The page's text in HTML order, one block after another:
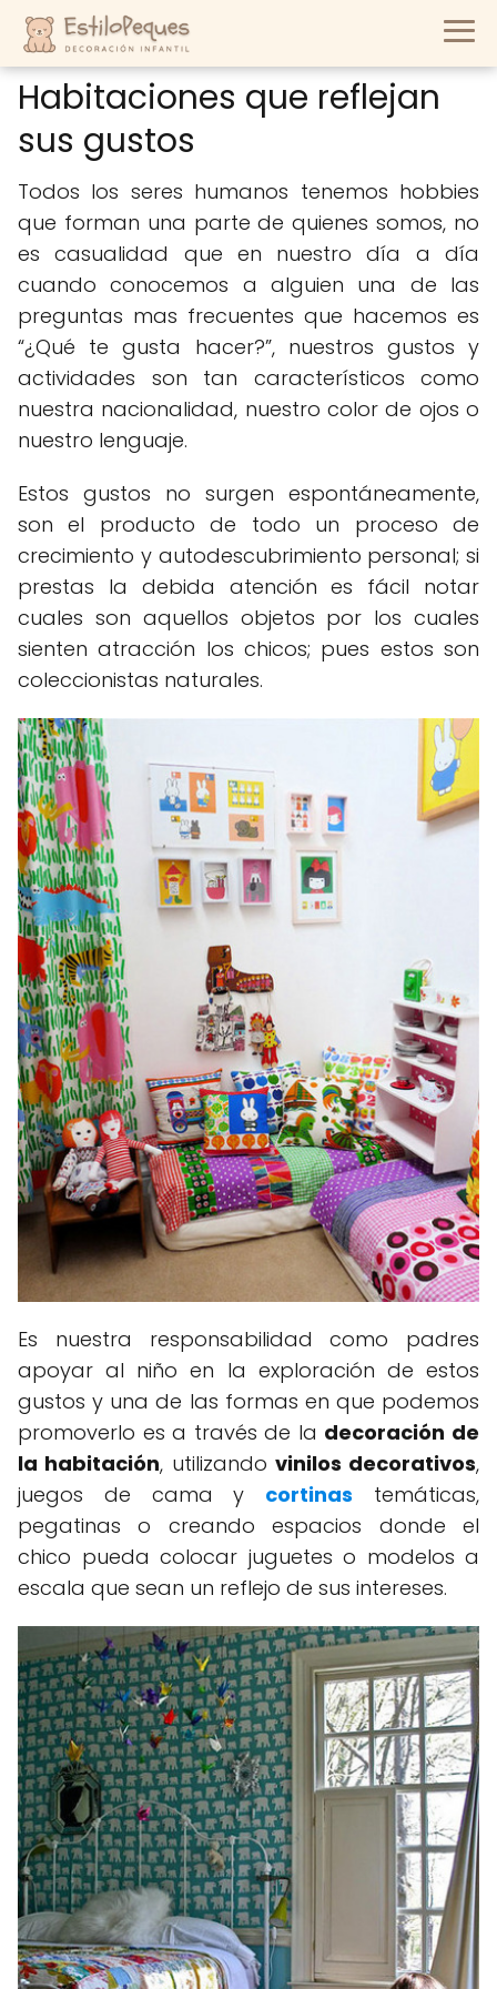
Habitaciones que reflejan
sus gustos
Todos los seres humanos tenemos hobbies
que forman una parte de quienes somos, no
es casualidad que en nuestro día a día
cuando conocemos a alguien una de las
preguntas mas frecuentes que hacemos es
“¿Qué te gusta hacer?”, nuestros gustos y
actividades son tan característicos como
nuestra nacionalidad, nuestro color de ojos o
nuestro lenguaje.
Estos gustos no surgen espontáneamente,
son el producto de todo un proceso de
crecimiento y autodescubrimiento personal; si
prestas la debida atención es fácil notar
cuales son aquellos objetos por los cuales
sienten atracción los chicos; pues estos son
coleccionistas naturales.
Es nuestra responsabilidad como padres
apoyar al niño en la exploración de estos
gustos y una de las formas en que podemos
promoverlo es a través de la decoración de
la habitación, utilizando vinilos decorativos,
juegos de cama y cortinas temáticas,
pegatinas o creando espacios donde el
chico pueda colocar juguetes o modelos a
escala que sean un reflejo de sus intereses.